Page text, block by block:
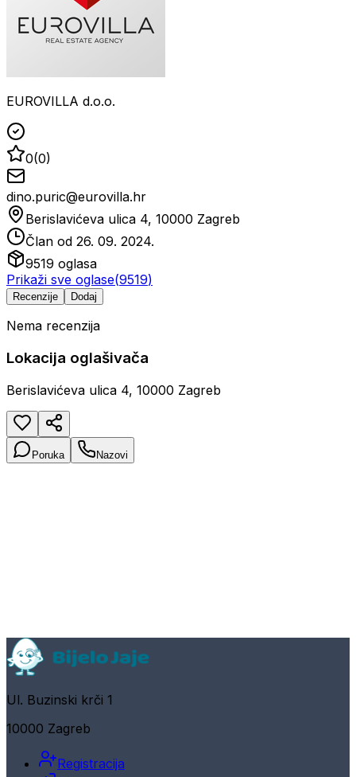
EUROVILLA d.o.o.
0(0)
dino.puric@eurovilla.hr
Berislavićeva ulica 4, 10000 Zagreb
Član od 26. 09. 2024.
9519 oglasa
Prikaži sve oglase(9519)
Recenzije Dodaj
Nema recenzija
Lokacija oglašivača
Berislavićeva ulica 4, 10000 Zagreb
Poruka Nazovi
Ul. Buzinski krči 1
10000 Zagreb
Registracija